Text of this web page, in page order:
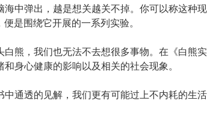
中弹出，越是想关越关不掉。你可以称这种
是围绕它开展的一系列实验。
熊，我们也无法不去想很多事物。在《白熊
身心健康的影响以及相关的社会现象。
通透的见解，我们更有可能过上不内耗的生活